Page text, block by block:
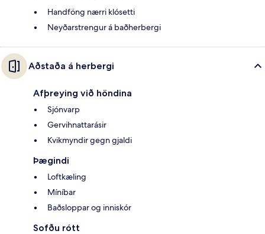
Handföng nærri klósetti
Neyðarstrengur á baðherbergi
Aðstaða á herbergi
Afþreying við höndina
Sjónvarp
Gervihnattarásir
Kvikmyndir gegn gjaldi
Þægindi
Loftkæling
Míníbar
Baðsloppar og inniskór
Sofðu rótt